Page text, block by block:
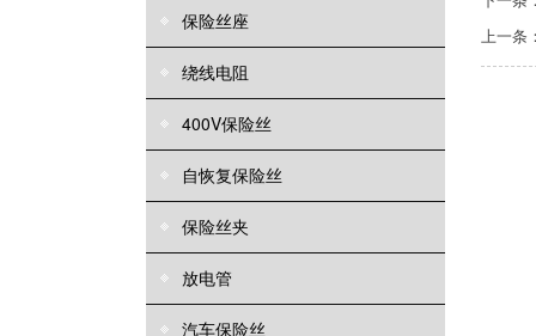
保险丝座
绕线电阻
400V保险丝
自恢复保险丝
保险丝夹
放电管
汽车保险丝
上一条